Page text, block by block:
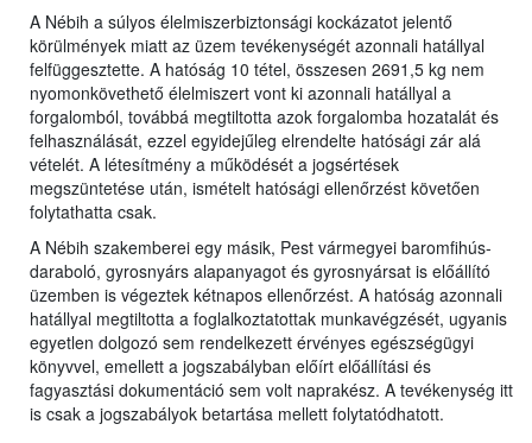
A Nébih a súlyos élelmiszerbiztonsági kockázatot jelentő
körülmények miatt az üzem tevékenységét azonnali hatállyal
felfüggesztette. A hatóság 10 tétel, összesen 2691,5 kg nem
nyomonkövethető élelmiszert vont ki azonnali hatállyal a
forgalomból, továbbá megtiltotta azok forgalomba hozatalát és
felhasználását, ezzel egyidejűleg elrendelte hatósági zár alá
vételét. A létesítmény a működését a jogsértések
megszüntetése után, ismételt hatósági ellenőrzést követően
folytathatta csak.
A Nébih szakemberei egy másik, Pest vármegyei baromfihús-
daraboló, gyrosnyárs alapanyagot és gyrosnyársat is előállító
üzemben is végeztek kétnapos ellenőrzést. A hatóság azonnali
hatállyal megtiltotta a foglalkoztatottak munkavégzését, ugyanis
egyetlen dolgozó sem rendelkezett érvényes egészségügyi
könyvvel, emellett a jogszabályban előírt előállítási és
fagyasztási dokumentáció sem volt naprakész. A tevékenység itt
is csak a jogszabályok betartása mellett folytatódhatott.